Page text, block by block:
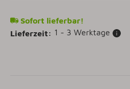
Sofort lieferbar!
Lieferzeit: 1 - 3 Werktage